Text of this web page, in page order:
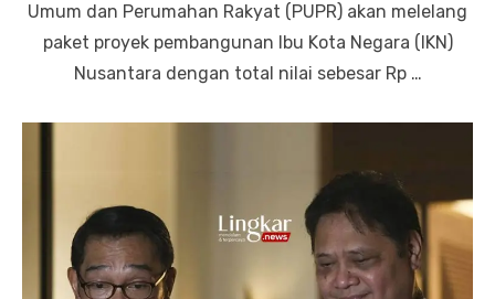
Umum dan Perumahan Rakyat (PUPR) akan melelang
paket proyek pembangunan Ibu Kota Negara (IKN)
Nusantara dengan total nilai sebesar Rp …